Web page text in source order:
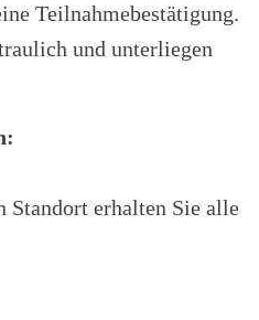
Teilnahmebestätigung.
und unterliegen
Standort erhalten Sie alle